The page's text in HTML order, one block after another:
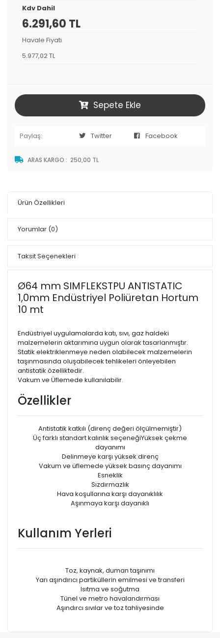
Kdv Dahil
6.291,60 TL
Havale Fiyatı
5.977,02 TL
Sepete Ekle
Paylaş: Twitter Facebook
ARAS KARGO : 250,00 TL
Ürün Özellikleri
Yorumlar (0)
Taksit Seçenekleri
Ø64 mm SIMFLEKSTPU ANTISTATIC
1,0mm Endüstriyel Poliüretan Hortum
10 mt
Endüstriyel uygulamalarda katı, sıvı, gaz haldeki
malzemelerin aktarımına uygun olarak tasarlanmıştır.
Statik elektriklenmeye neden olabilecek malzemelerin
taşınmasında oluşabilecek tehlikeleri önleyebilen
antistatik özelliktedir.
Vakum ve Üflemede kullanılabilir.
Özellikler
Antistatik katkılı (direnç değeri ölçülmemiştir)
Üç farklı standart kalınlık seçeneğiYüksek çekme
dayanımı
Delinmeye karşı yüksek direnç
Vakum ve üfIemede yüksek basınç dayanımı
Esneklik
Sızdırmazlık
Hava koşullarına karşı dayanıklılık
Aşınmaya karşı dayanıklı
Kullanım Yerleri
Toz, kaynak, duman taşınımı
Yarı aşındırıcı partiküllerin emilmesi ve transferi
Isıtma ve soğutma
Tünel ve metro havalandırması
Aşındırcı sıvılar ve toz tahliyesinde